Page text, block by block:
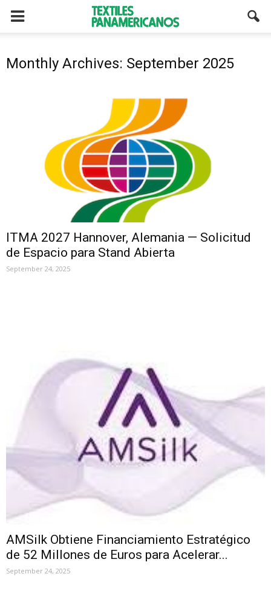
Monthly Archives: September 2025
ITMA 2027 Hannover, Alemania — Solicitud
de Espacio para Stand Abierta
September 24, 2025
AMSilk Obtiene Financiamiento Estratégico
de 52 Millones de Euros para Acelerar...
September 24, 2025